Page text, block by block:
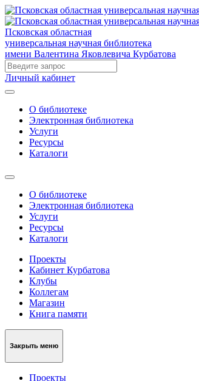
Псковская областная
универсальная научная библиотека
имени Валентина Яковлевича Курбатова
Личный кабинет
О библиотеке
Электронная библиотека
Услуги
Ресурсы
Каталоги
О библиотеке
Электронная библиотека
Услуги
Ресурсы
Каталоги
Проекты
Кабинет Курбатова
Клубы
Коллегам
Магазин
Книга памяти
Закрыть меню
Проекты